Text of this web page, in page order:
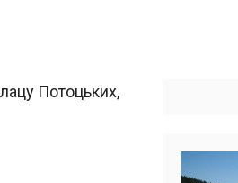
Потоцьких,